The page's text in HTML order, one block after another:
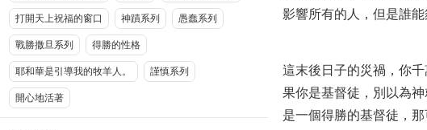
打開天上祝福的窗口 神蹟系列 愚蠢系列
戰勝撒旦系列 得勝的性格
耶和華是引導我的牧羊人。 謹慎系列
開心地活著
影響所有的人，但是誰
這末後日子的災禍，你
果你是基督徒，別以為
是一個得勝的基督徒，那